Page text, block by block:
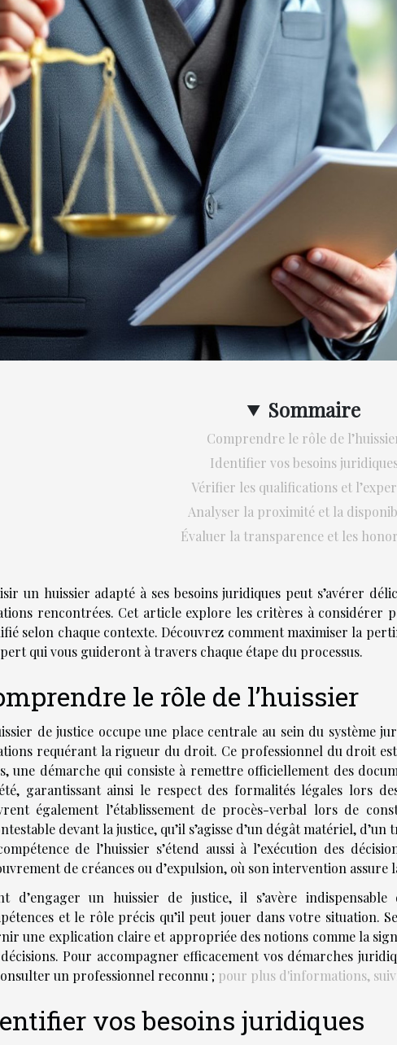
Sommaire
Comprendre le rôle de
Identifier vos besoins
Vérifier les qualifications et
Analyser la proximité et la
Évaluer la transparence et les
un huissier adapté à ses besoins juridiques peut s’avérer
rencontrées. Cet article explore les critères à considérer
selon chaque contexte. Découvrez comment maximiser la
qui vous guideront à travers chaque étape du processus.
le rôle de l’huissier
de justice occupe une place centrale au sein du système
requérant la rigueur du droit. Ce professionnel du droit
une démarche qui consiste à remettre officiellement des
garantissant ainsi le respect des formalités légales lors
également l’établissement de procès-verbal lors de
devant la justice, qu’il s’agisse d’un dégât matériel,
de l’huissier s’étend aussi à l’exécution des
de créances ou d’expulsion, où son intervention
d’engager un huissier de justice, il s’avère
et le rôle précis qu’il peut jouer dans votre situation.
une explication claire et appropriée des notions comme la
Pour accompagner efficacement vos démarches
un professionnel reconnu ; pour plus d'informations,
vos besoins juridiques